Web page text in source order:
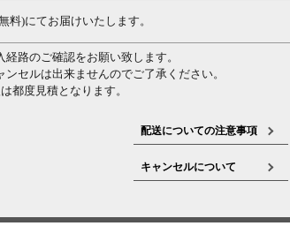
料)にてお届けいたします。
路のご確認をお願い致します。
セルは出来ませんのでご了承ください。
都度見積となります。
配送についての注意事項
キャンセルについて